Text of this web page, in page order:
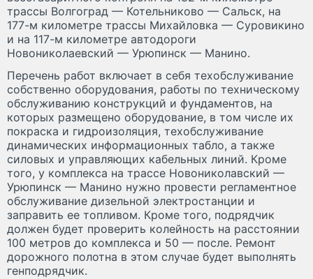
трассы Волгоград — Котельниково — Сальск, на
177-м километре трассы Михайловка — Суровикино
и на 117-м километре автодороги
Новониколаевский — Урюпинск — Манино.
Перечень работ включает в себя техобслуживание
собственно оборудования, работы по техническому
обслуживанию конструкций и фундаментов, на
которых размещено оборудование, в том числе их
покраска и гидроизоляция, техобслуживание
динамических информационных табло, а также
силовых и управляющих кабельных линий. Кроме
того, у комплекса на трассе Новониколавский —
Урюпинск — Манино нужно провести регламентное
обслуживание дизельной электростанции и
заправить ее топливом. Кроме того, подрядчик
должен будет проверить колейность на расстоянии
100 метров до комплекса и 50 — после. Ремонт
дорожного полотна в этом случае будет выполнять
генподрядчик.